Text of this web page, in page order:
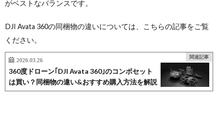
がベストなバランスです。
DJI Avata 360の同梱物の違いについては、こちらの記事をご覧
ください。
関連記事
2026.03.26
360度ドローン｢DJI Avata 360｣のコンボセット
は買い？同梱物の違い&おすすめ購入方法を解説